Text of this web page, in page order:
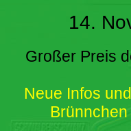
14.
Großer Preis
Neue Infos